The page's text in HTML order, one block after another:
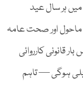
ہر سال عید
ماحول اور صحت عامہ
قانونی کارروائی
ہوگی — تاہم